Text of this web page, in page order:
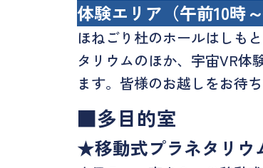
体験エリア （午前10
ほねごり杜のホールはしも
タリウムのほか、宇宙VR体
ます。皆様のお越しをお待
■多目的室
★移動式プラネタリウ